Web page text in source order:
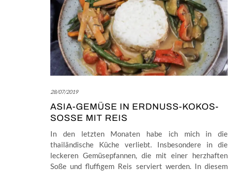
28/07/2019
ASIA-GEMÜSE IN ERDNUSS-KOKOS-
SOSSE MIT REIS
In den letzten Monaten habe ich mich in die
thailändische Küche verliebt. Insbesondere in die
leckeren Gemüsepfannen, die mit einer herzhaften
Soße und fluffigem Reis serviert werden. In diesem